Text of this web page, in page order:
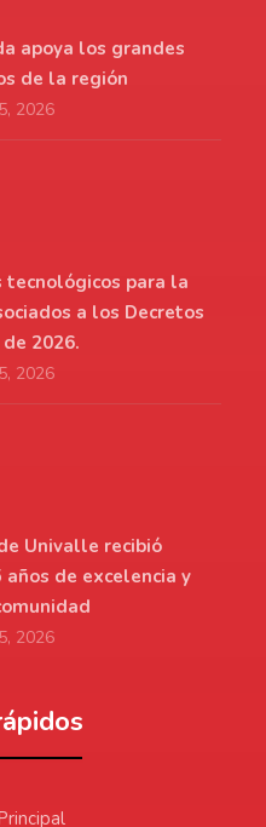
apoya los grandes
de la región
2026
tecnológicos para la
a los Decretos
2026.
2026
Univalle recibió
años de excelencia y
2026